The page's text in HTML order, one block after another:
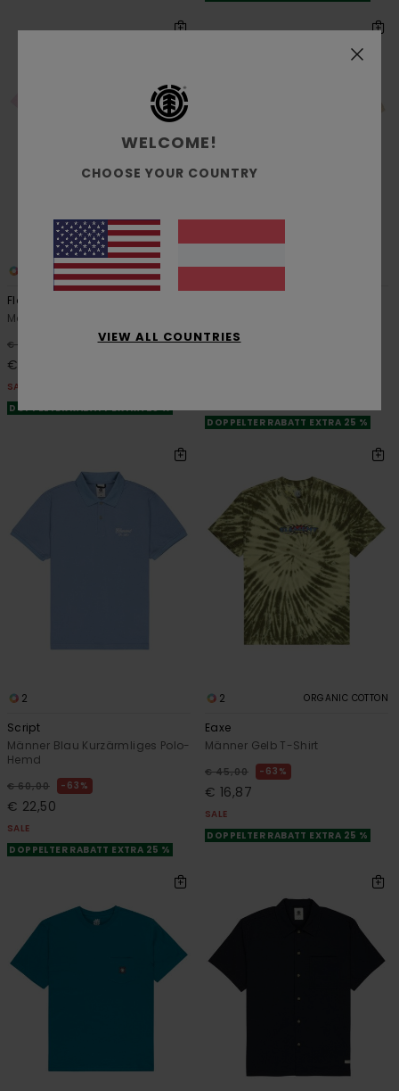
ORGANIC COTTON
Floatie
Männer Rosa T-Shirt
€ 35,00
€ 13,12
SALE
DOPPELTER RABATT EXTRA 25 %
2
Polo-Hemd
DOPPELTER RABATT EXTRA 25 %
2
Script
Männer Blau Kurzärmliges Polo-
Hemd
€ 60,00 63%
€ 22,50
SALE
DOPPELTER RABATT EXTRA 25 %
2 ORGANIC COTTON
Eaxe
Männer Gelb T-Shirt
€ 45,00 63%
€ 16,87
SALE
DOPPELTER RABATT EXTRA 25 %
WELCOME!
CHOOSE YOUR COUNTRY
VIEW ALL COUNTRIES